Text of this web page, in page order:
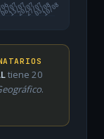
06/0713/0720/0727/0703/08
10/08
tiene 20
.